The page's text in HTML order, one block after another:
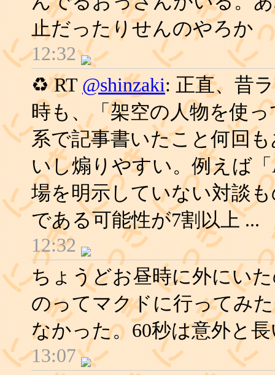
止だったりせんのやろか
12:32
♻ RT @shinzaki: 正直、昔
時も、「架空の人物を使
系で記事書いたこと何回
いし煽りやすい。例えば
場を明示していない対談
である可能性が7割以上 ...
12:32
ちょうどお昼時に外にい
のってマクドに行ってみ
なかった。60秒は意外と
13:07